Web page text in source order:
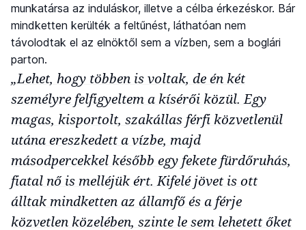
munkatársa az induláskor, illetve a célba érkezéskor. Bár
mindketten kerülték a feltűnést, láthatóan nem
távolodtak el az elnöktől sem a vízben, sem a boglári
parton.
„Lehet, hogy többen is voltak, de én két
személyre felfigyeltem a kísérői közül. Egy
magas, kisportolt, szakállas férfi közvetlenül
utána ereszkedett a vízbe, majd
másodpercekkel később egy fekete fürdőruhás,
fiatal nő is melléjük ért. Kifelé jövet is ott
álltak mindketten az államfő és a férje
közvetlen közelében, szinte le sem lehetett őket